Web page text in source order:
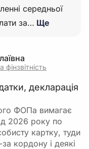
середньої
за… Ще
фінзвітність
декларація
ФОПа вимагає
2026 року по
картку, туди
кордону і деякі